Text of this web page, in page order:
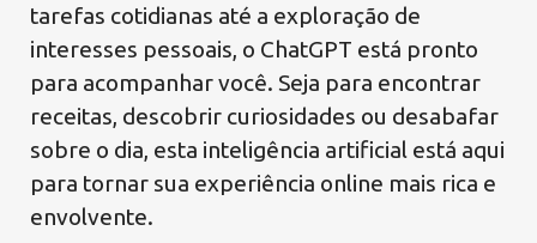
tarefas cotidianas até a exploração de
interesses pessoais, o ChatGPT está pronto
para acompanhar você. Seja para encontrar
receitas, descobrir curiosidades ou desabafar
sobre o dia, esta inteligência artificial está aqui
para tornar sua experiência online mais rica e
envolvente.